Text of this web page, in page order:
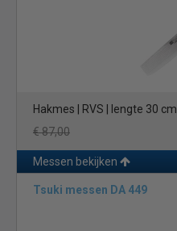
Hakmes | RVS | lengte 30 cm
€ 87,00
Messen bekijken
Tsuki messen DA 449